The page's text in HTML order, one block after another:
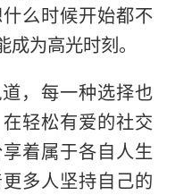
么时候开始都不
为高光时刻。
，每一种选择也
轻松有爱的社交
着属于各自人生
多人坚持自己的